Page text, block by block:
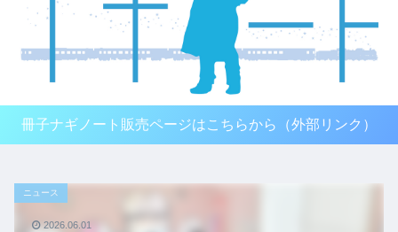
冊子ナギノート販売ページはこちらから（外部リンク）
ニュース
2026.06.01